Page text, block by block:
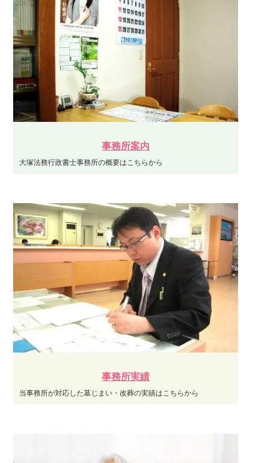
事務所案内
大塚法務行政書士事務所の概要はこちらから
事務所実績
当事務所が対応した墓じまい・改葬の実績はこちらから